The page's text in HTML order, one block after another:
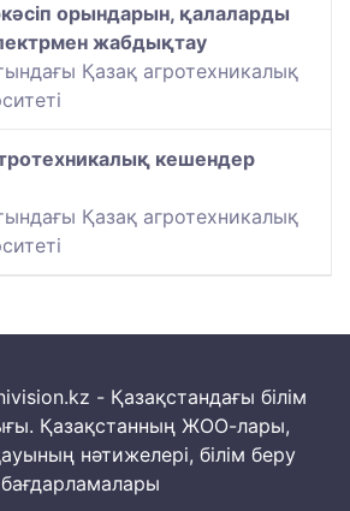
орындарын, қалаларды
жабдықтау
Қазақ агротехникалық
кешендер
Қазақ агротехникалық
- Қазақстандағы білім
Қазақстанның ЖОО-лары,
нәтижелері, білім беру
бағдарламалары